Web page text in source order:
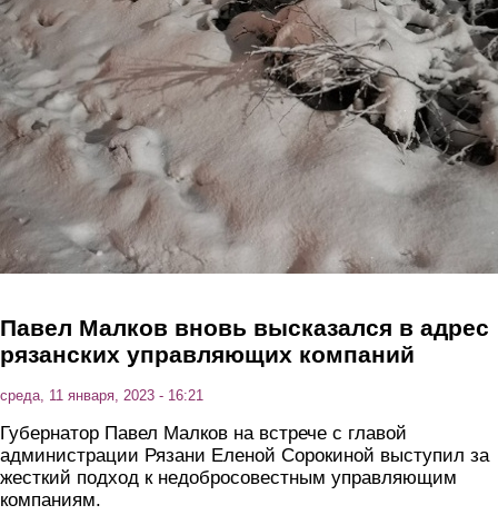
Павел Малков вновь высказался в адрес
рязанских управляющих компаний
среда, 11 января, 2023 - 16:21
Губернатор Павел Малков на встрече с главой
администрации Рязани Еленой Сорокиной выступил за
жесткий подход к недобросовестным управляющим
компаниям.